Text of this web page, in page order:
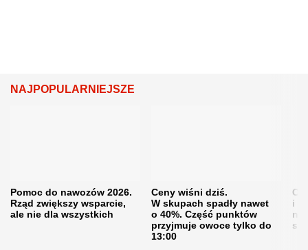
NAJPOPULARNIEJSZE
Pomoc do nawozów 2026.
Rząd zwiększy wsparcie,
ale nie dla wszystkich
Ceny wiśni dziś.
W skupach spadły nawet
o 40%. Część punktów
przyjmuje owoce tylko do
13:00
i